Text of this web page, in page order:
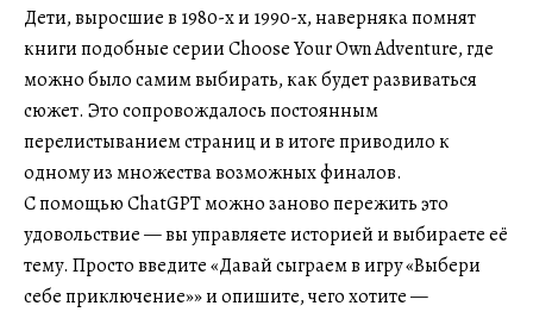
Дети, выросшие в 1980-х и 1990-х, наверняка помнят
книги подобные серии Choose Your Own Adventure, где
можно было самим выбирать, как будет развиваться
сюжет. Это сопровождалось постоянным
перелистыванием страниц и в итоге приводило к
одному из множества возможных финалов.
C помощью ChatGPT можно заново пережить это
удовольствие — вы управляете историей и выбираете её
тему. Просто введите «Давай сыграем в игру «Выбери
себе приключение»» и опишите, чего хотите —